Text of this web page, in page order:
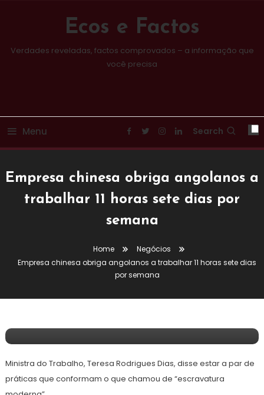
Ecos e Factos
Verdades reveladas, factos comprovados – a informação que
você precisa
Menu Search
Empresa chinesa obriga angolanos a
trabalhar 11 horas sete dias por
semana
Home
Negócios
Empresa chinesa obriga angolanos a trabalhar 11 horas sete dias
por semana
Negócios
Ministra do Trabalho, Teresa Rodrigues Dias, disse estar a par de
práticas que conformam o que chamou de “escravatura